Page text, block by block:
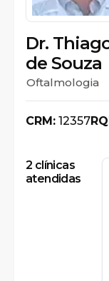
Dr.
de Souza
Oftalmologia
CRM: 12357
2 clínicas
atendidas